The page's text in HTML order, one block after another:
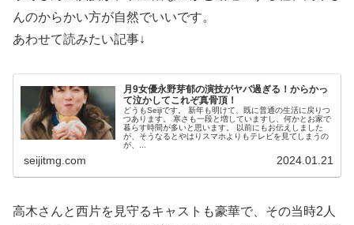
んのからかい方が自然でいいです。
あわせて読みたい記事↓
月9女優永野芽郁の演技がヤバ過ぎる！からかっ
て泣かしてこれぞ真骨頂！
どうもSeijiです。 新年も明けて、既に普通の生活に戻りつ
つあります。 寒さも一段と増していますし、何かとお家で
暮らす時間が多いと思います。 以前にもお伝えしました
が、そうなるとやはりスマホよりもテレビを見てしまうの
が、...
seijitmg.com 2024.01.21
高木さんと西片を見守るキャストも豪華で、その当時2人